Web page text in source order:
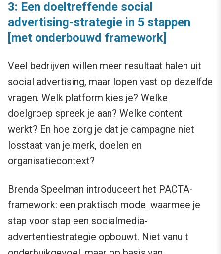
3: Een doeltreffende social
advertising-strategie in 5 stappen
[met onderbouwd framework]
Veel bedrijven willen meer resultaat halen uit
social advertising, maar lopen vast op dezelfde
vragen. Welk platform kies je? Welke
doelgroep spreek je aan? Welke content
werkt? En hoe zorg je dat je campagne niet
losstaat van je merk, doelen en
organisatiecontext?
Brenda Speelman introduceert het PACTA-
framework: een praktisch model waarmee je
stap voor stap een socialmedia-
advertentiestrategie opbouwt. Niet vanuit